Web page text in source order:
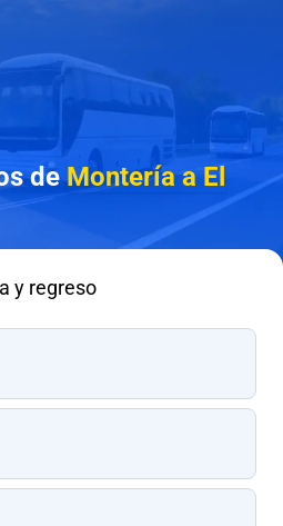
deMontería a El
y regreso